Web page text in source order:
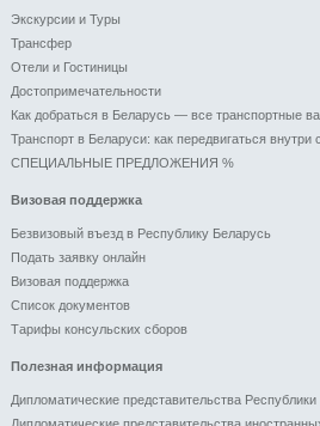
Экскурсии и Туры
Трансфер
Отели и Гоcтиницы
Достопримечательности
Как добраться в Беларусь — все транспортные
Транспорт в Беларуси: как передвигаться
СПЕЦИАЛЬНЫЕ ПРЕДЛОЖЕНИЯ %
Визовая поддержка
Безвизовый въезд в Республику Беларусь
Подать заявку онлайн
Визовая поддержка
Список документов
Тарифы консульских сборов
Полезная информация
Дипломатические представительства